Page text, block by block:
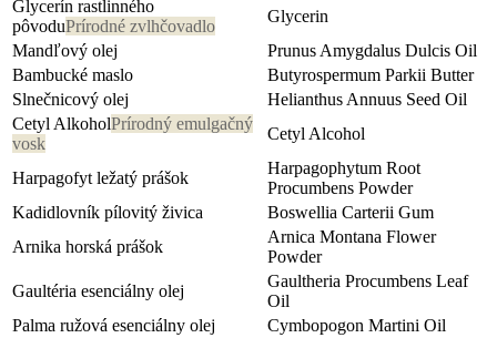
Glycerín rastlinného
pôvoduPrírodné zvlhčovadlo
Glycerin
Mandľový olej
Prunus Amygdalus Dulcis Oil
Bambucké maslo
Butyrospermum Parkii Butter
Slnečnicový olej
Helianthus Annuus Seed Oil
Cetyl AlkoholPrírodný emulgačný
vosk
Cetyl Alcohol
Harpagofyt ležatý prášok
Harpagophytum Root
Procumbens Powder
Kadidlovník pílovitý živica
Boswellia Carterii Gum
Arnika horská prášok
Arnica Montana Flower
Powder
Gaultéria esenciálny olej
Gaultheria Procumbens Leaf
Oil
Palma ružová esenciálny olej
Cymbopogon Martini Oil